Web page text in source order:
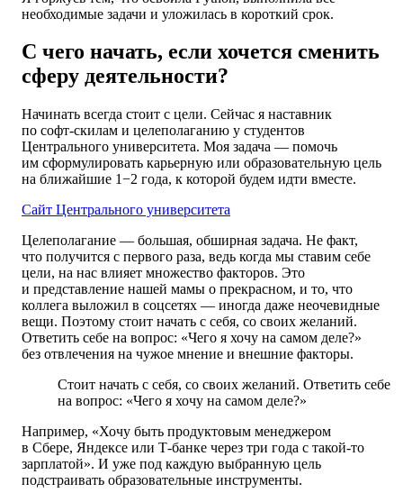
необходимые задачи и уложилась в короткий срок.
С чего начать, если хочется сменить
сферу деятельности?
Начинать всегда стоит с цели. Сейчас я наставник
по софт-скилам и целеполаганию у студентов
Центрального университета. Моя задача — помочь
им сформулировать карьерную или образовательную цель
на ближайшие 1−2 года, к которой будем идти вместе.
Сайт Центрального университета
Целеполагание — большая, обширная задача. Не факт,
что получится с первого раза, ведь когда мы ставим себе
цели, на нас влияет множество факторов. Это
и представление нашей мамы о прекрасном, и то, что
коллега выложил в соцсетях ― иногда даже неочевидные
вещи. Поэтому стоит начать с себя, со своих желаний.
Ответить себе на вопрос: «Чего я хочу на самом деле?»
без отвлечения на чужое мнение и внешние факторы.
Стоит начать с себя, со своих желаний. Ответить себе
на вопрос: «Чего я хочу на самом деле?»
Например, «Хочу быть продуктовым менеджером
в Сбере, Яндексе или Т-банке через три года с такой-то
зарплатой». И уже под каждую выбранную цель
подстраивать образовательные инструменты.